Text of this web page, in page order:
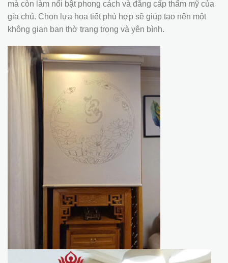
mà còn làm nổi bật phong cách và đẳng cấp thẩm mỹ của
gia chủ. Chọn lựa họa tiết phù hợp sẽ giúp tạo nên một
không gian ban thờ trang trọng và yên bình.